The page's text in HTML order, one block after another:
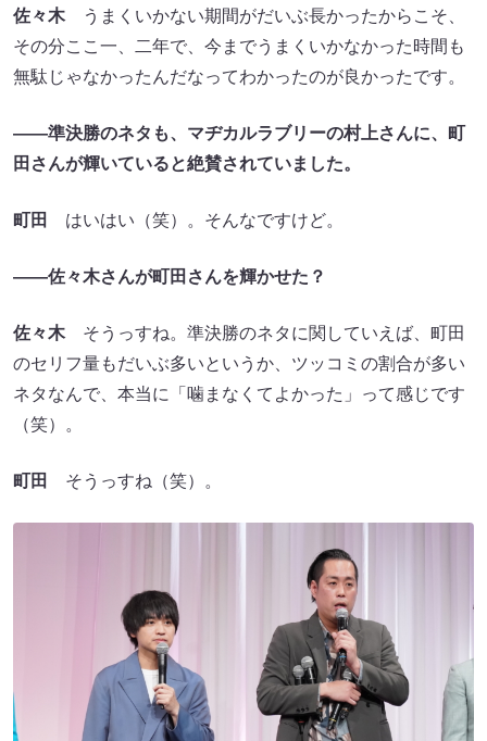
佐々木うまくいかない期間がだいぶ長かったからこそ、
その分ここ一、二年で、今までうまくいかなかった時間も
無駄じゃなかったんだなってわかったのが良かったです。
――準決勝のネタも、マヂカルラブリーの村上さんに、町
田さんが輝いていると絶賛されていました。
町田 はいはい（笑）。そんなですけど。
――佐々木さんが町田さんを輝かせた？
佐々木そうっすね。準決勝のネタに関していえば、町田
のセリフ量もだいぶ多いというか、ツッコミの割合が多い
ネタなんで、本当に「噛まなくてよかった」って感じです
（笑）。
町田 そうっすね（笑）。